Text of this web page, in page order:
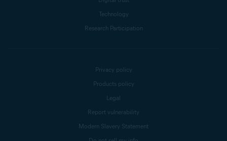
Technology
Research Participation
Privacy policy
Products policy
Legal
Report vulnerability
Modern Slavery Statement